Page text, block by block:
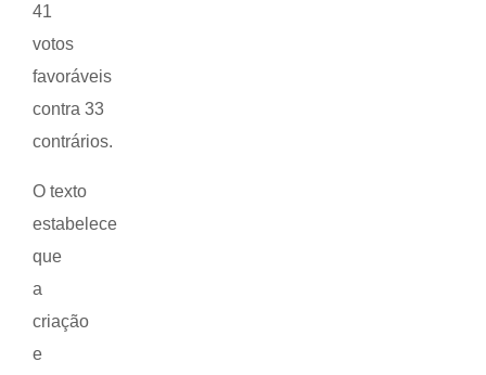
41
votos
favoráveis
contra 33
contrários.
O texto
estabelece
que
a
criação
e